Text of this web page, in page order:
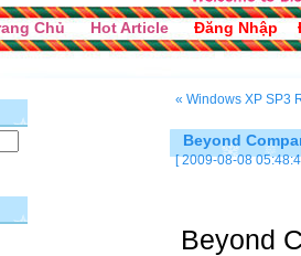
Chủ Hot Article Đăng Nhập
« Windows XP SP3
Beyond
[ 2009-08-08
Beyond